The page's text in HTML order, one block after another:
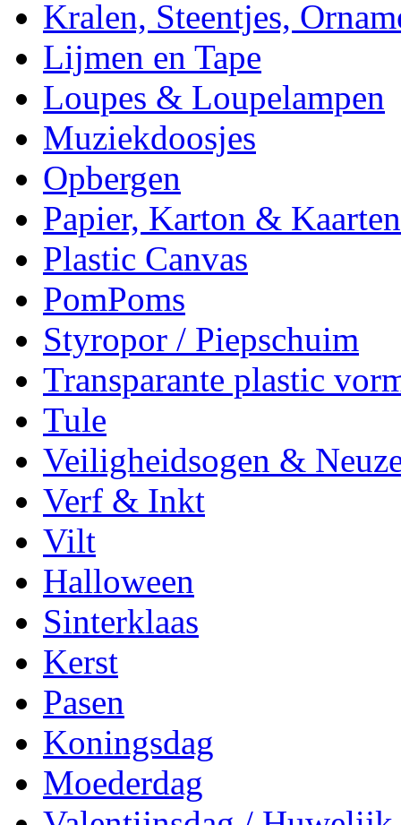
Kralen, Steentjes,
Lijmen en Tape
Loupes & Loupelampen
Muziekdoosjes
Opbergen
Papier, Karton & Kaarten
Plastic Canvas
PomPoms
Styropor / Piepschuim
Transparante plastic
Tule
Veiligheidsogen &
Verf & Inkt
Vilt
Halloween
Sinterklaas
Kerst
Pasen
Koningsdag
Moederdag